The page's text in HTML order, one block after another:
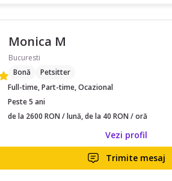
Monica M
Bucuresti
Bonă
Petsitter
Full-time, Part-time, Ocazional
Peste 5 ani
de la 2600 RON / lună, de la 40 RON / oră
Vezi profil
Trimite mesaj